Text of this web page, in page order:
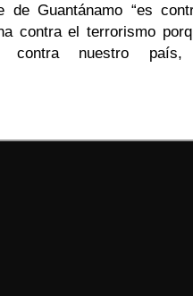
de Guantánamo “es
contra el terrorismo
contra nuestro